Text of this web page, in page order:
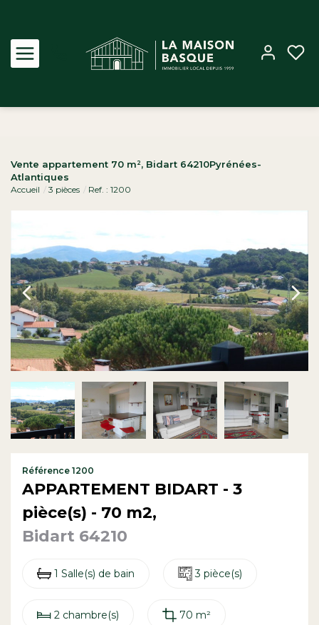
Louer
Biens vendus
Notre Agence
Contact
Vente appartement 70 m², Bidart 64210Pyrénées-
Atlantiques
Accueil 3 pièces Ref. : 1200
Référence 1200
APPARTEMENT BIDART - 3
pièce(s) - 70 m2,
Bidart 64210
1 Salle(s) de bain 3 pièce(s)
2 chambre(s) 70 m²